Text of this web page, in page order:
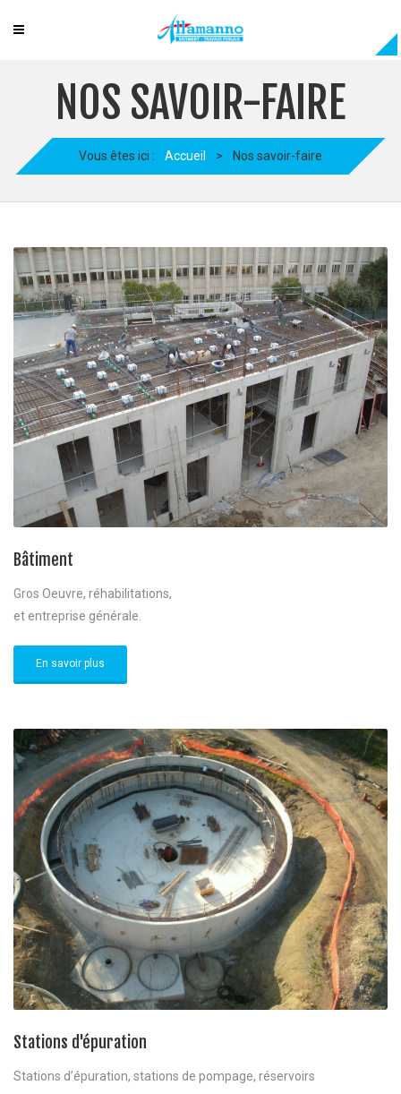
NOS SAVOIR-FAIRE
Vous êtes ici : Accueil > Nos savoir-faire
Bâtiment
Gros Oeuvre, réhabilitations,
et entreprise générale.
En savoir plus
Stations d'épuration
Stations d’épuration, stations de pompage, réservoirs